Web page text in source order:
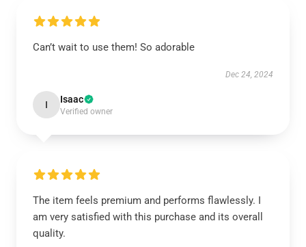
Can’t wait to use them! So adorable
Dec 24, 2024
I Isaac
Verified owner
The item feels premium and performs flawlessly. I
am very satisfied with this purchase and its overall
quality.